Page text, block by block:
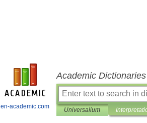
en-academic.com
Academic
Universalium